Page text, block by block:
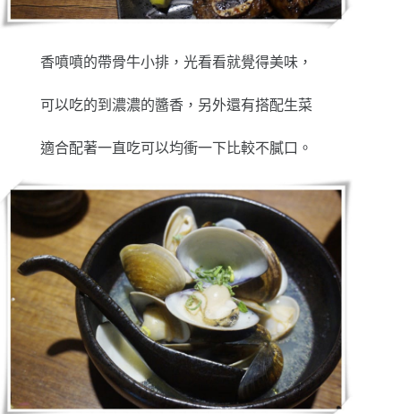
香噴噴的帶骨牛小排，光看看就覺得美味，
可以吃的到濃濃的醬香，另外還有搭配生菜
適合配著一直吃可以均衝一下比較不膩口。